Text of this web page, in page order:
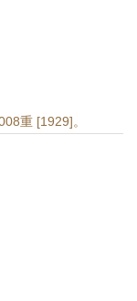
重 [1929]。